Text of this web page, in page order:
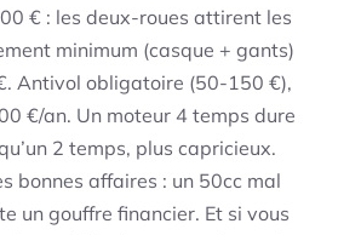
€ : les deux-roues attirent les
minimum (casque + gants)
Antivol obligatoire (50-150 €),
€/an. Un moteur 4 temps dure
2 temps, plus capricieux.
bonnes affaires : un 50cc mal
un gouffre financier. Et si vous